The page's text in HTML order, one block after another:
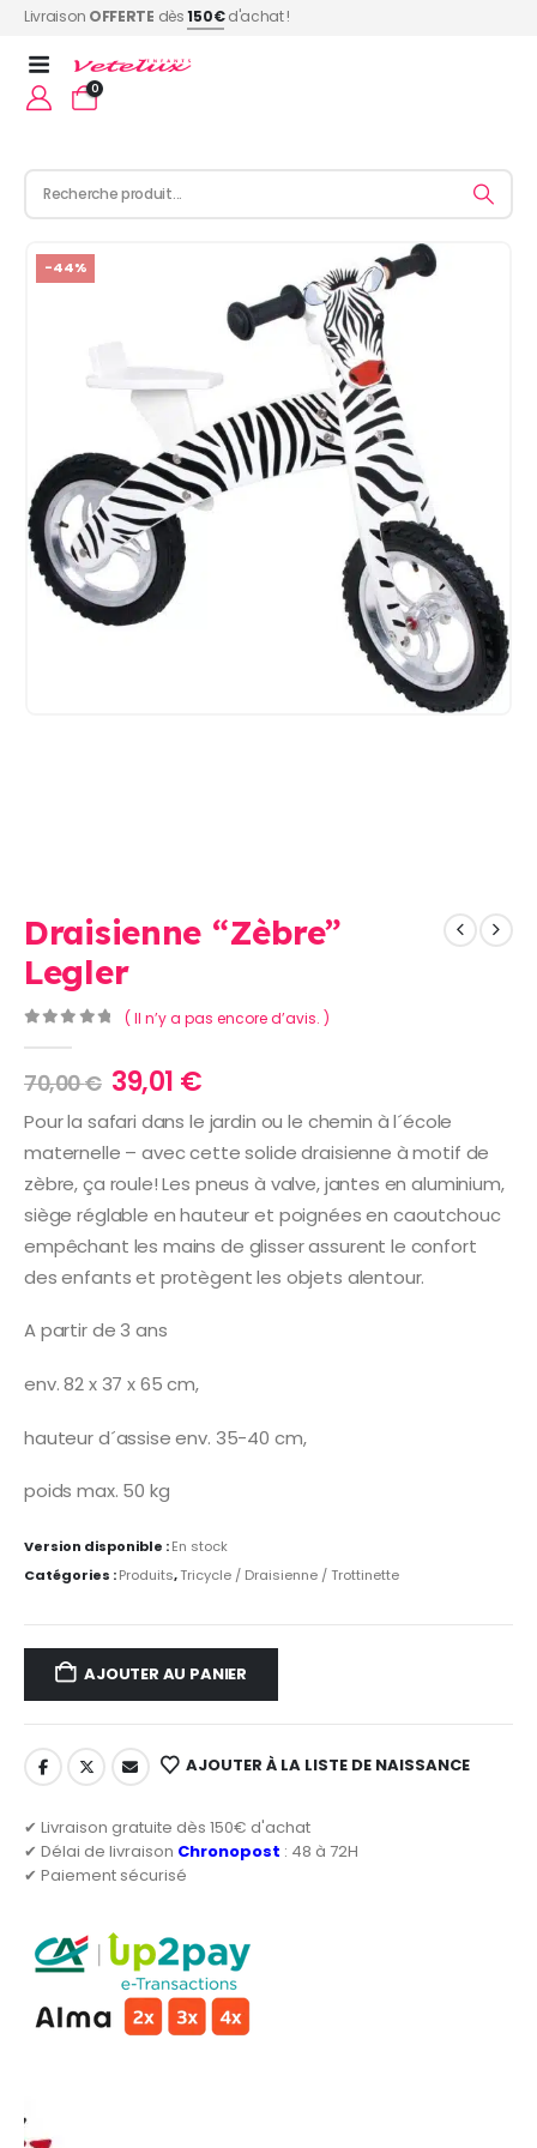
Livraison OFFERTE dès150€d'achat !
0
-44%
Draisienne “Zèbre”
Legler
( Il n’y a pas encore d’avis. )
70,00€ Le
prix
initial
était :
70,00 €.
39,01 €Le
prix
actuel
est :
39,01 €.
Pour la safari dans le jardin ou le chemin à l´école
maternelle – avec cette solide draisienne à motif de
zèbre, ça roule! Les pneus à valve, jantes en aluminium,
siège réglable en hauteur et poignées en caoutchouc
empêchant les mains de glisser assurent le confort
des enfants et protègent les objets alentour.
A partir de 3 ans
env. 82 x 37 x 65 cm,
hauteur d´assise env. 35-40 cm,
poids max. 50 kg
Version disponible :En stock
Catégories :Produits,Tricycle / Draisienne / Trottinette
AJOUTER AU PANIER
AJOUTER À LA LISTE DE NAISSANCE
✔ Livraison gratuite dès 150€ d'achat
✔ Délai de livraison Chronopost : 48 à 72H
✔ Paiement sécurisé